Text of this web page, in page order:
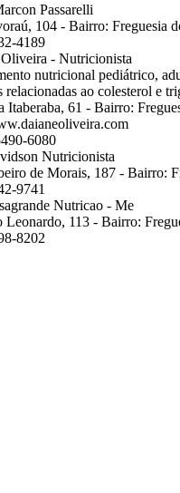
Passarelli
104 - Bairro: Freguesia
4189
- Nutricionista
nutricional pediátrico,
relacionadas ao colesterol e
Itaberaba, 61 - Bairro:
6080
Nutricionista
de Morais, 187 - Bairro:
9741
Nutricao - Me
Leonardo, 113 - Bairro:
8202